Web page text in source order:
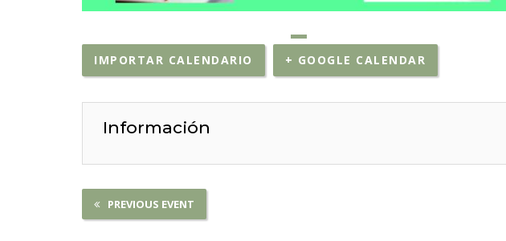
IMPORTAR CALENDARIO + GOOGLE CALENDAR
Información
PREVIOUS EVENT